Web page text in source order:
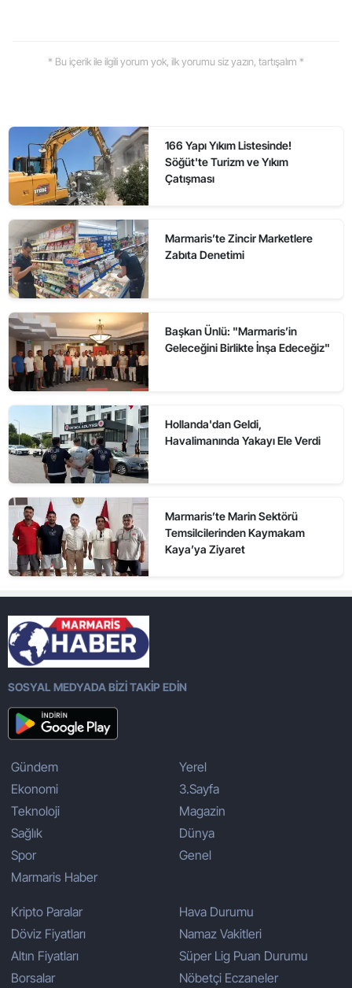
* Bu içerik ile ilgili yorum yok, ilk yorumu siz yazın, tartışalım *
166 Yapı Yıkım Listesinde!
Söğüt'te Turizm ve Yıkım
Çatışması
Marmaris’te Zincir Marketlere
Zabıta Denetimi
Başkan Ünlü: "Marmaris’in
Geleceğini Birlikte İnşa Edeceğiz"
Hollanda'dan Geldi,
Havalimanında Yakayı Ele Verdi
Marmaris’te Marin Sektörü
Temsilcilerinden Kaymakam
Kaya’ya Ziyaret
SOSYAL MEDYADA BİZİ TAKİP EDİN
Gündem
Ekonomi
Teknoloji
Sağlık
Spor
Marmaris Haber
Yerel
3.Sayfa
Magazin
Dünya
Genel
Kripto Paralar
Döviz Fiyatları
Altın Fiyatları
Borsalar
Hava Durumu
Namaz Vakitleri
Süper Lig Puan Durumu
Nöbetçi Eczaneler